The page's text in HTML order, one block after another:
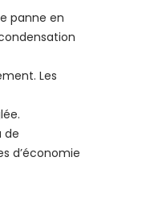
panne en
Les
de
d’économie